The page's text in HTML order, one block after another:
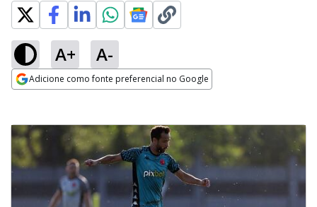
A+ A-
Adicione como fonte preferencial no Google